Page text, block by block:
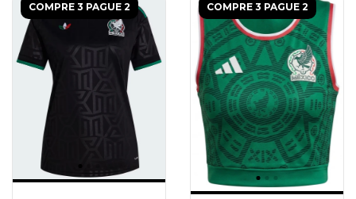
COMPRE 3 PAGUE 2 COMPRE 3 PAGUE 2